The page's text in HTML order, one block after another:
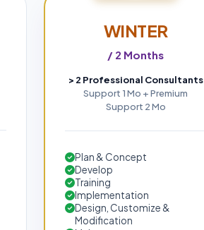
WINTER
/ 2 Months
> 2 Professional Consultants
Support 1 Mo + Premium
Support 2 Mo
Plan & Concept
Develop
Training
Implementation
Design, Customize &
Modification